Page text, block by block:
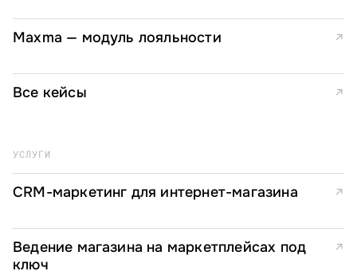
Maxma — модуль лояльности ↗
Все кейсы ↗
УСЛУГИ
CRM-маркетинг для интернет-магазина ↗
Ведение магазина на маркетплейсах под
ключ
↗